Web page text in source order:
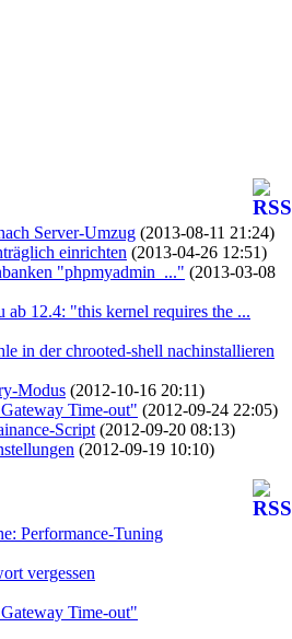
Server-Umzug (2013-08-11 21:24)
einrichten (2013-04-26 12:51)
"phpmyadmin_..." (2013-03-08
12.4: "this kernel requires the ...
in der chrooted-shell nachinstallieren
Modus (2012-10-16 20:11)
Time-out" (2012-09-24 22:05)
Script (2012-09-20 08:13)
(2012-09-19 10:10)
Performance-Tuning
vergessen
Time-out"